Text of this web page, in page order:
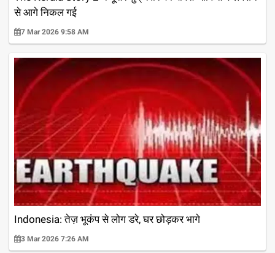
से आगे निकल गई
7 Mar 2026 9:58 AM
Indonesia: तेज़ भूकंप से लोग डरे, घर छोड़कर भागे
3 Mar 2026 7:26 AM